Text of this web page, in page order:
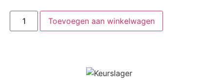
Toevoegen aan winkelwagen